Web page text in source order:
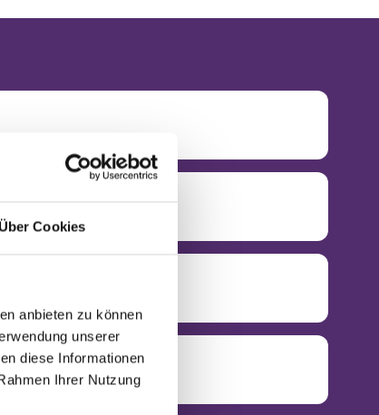
Über Cookies
anbieten zu können
unserer
diese Informationen
Ihrer Nutzung